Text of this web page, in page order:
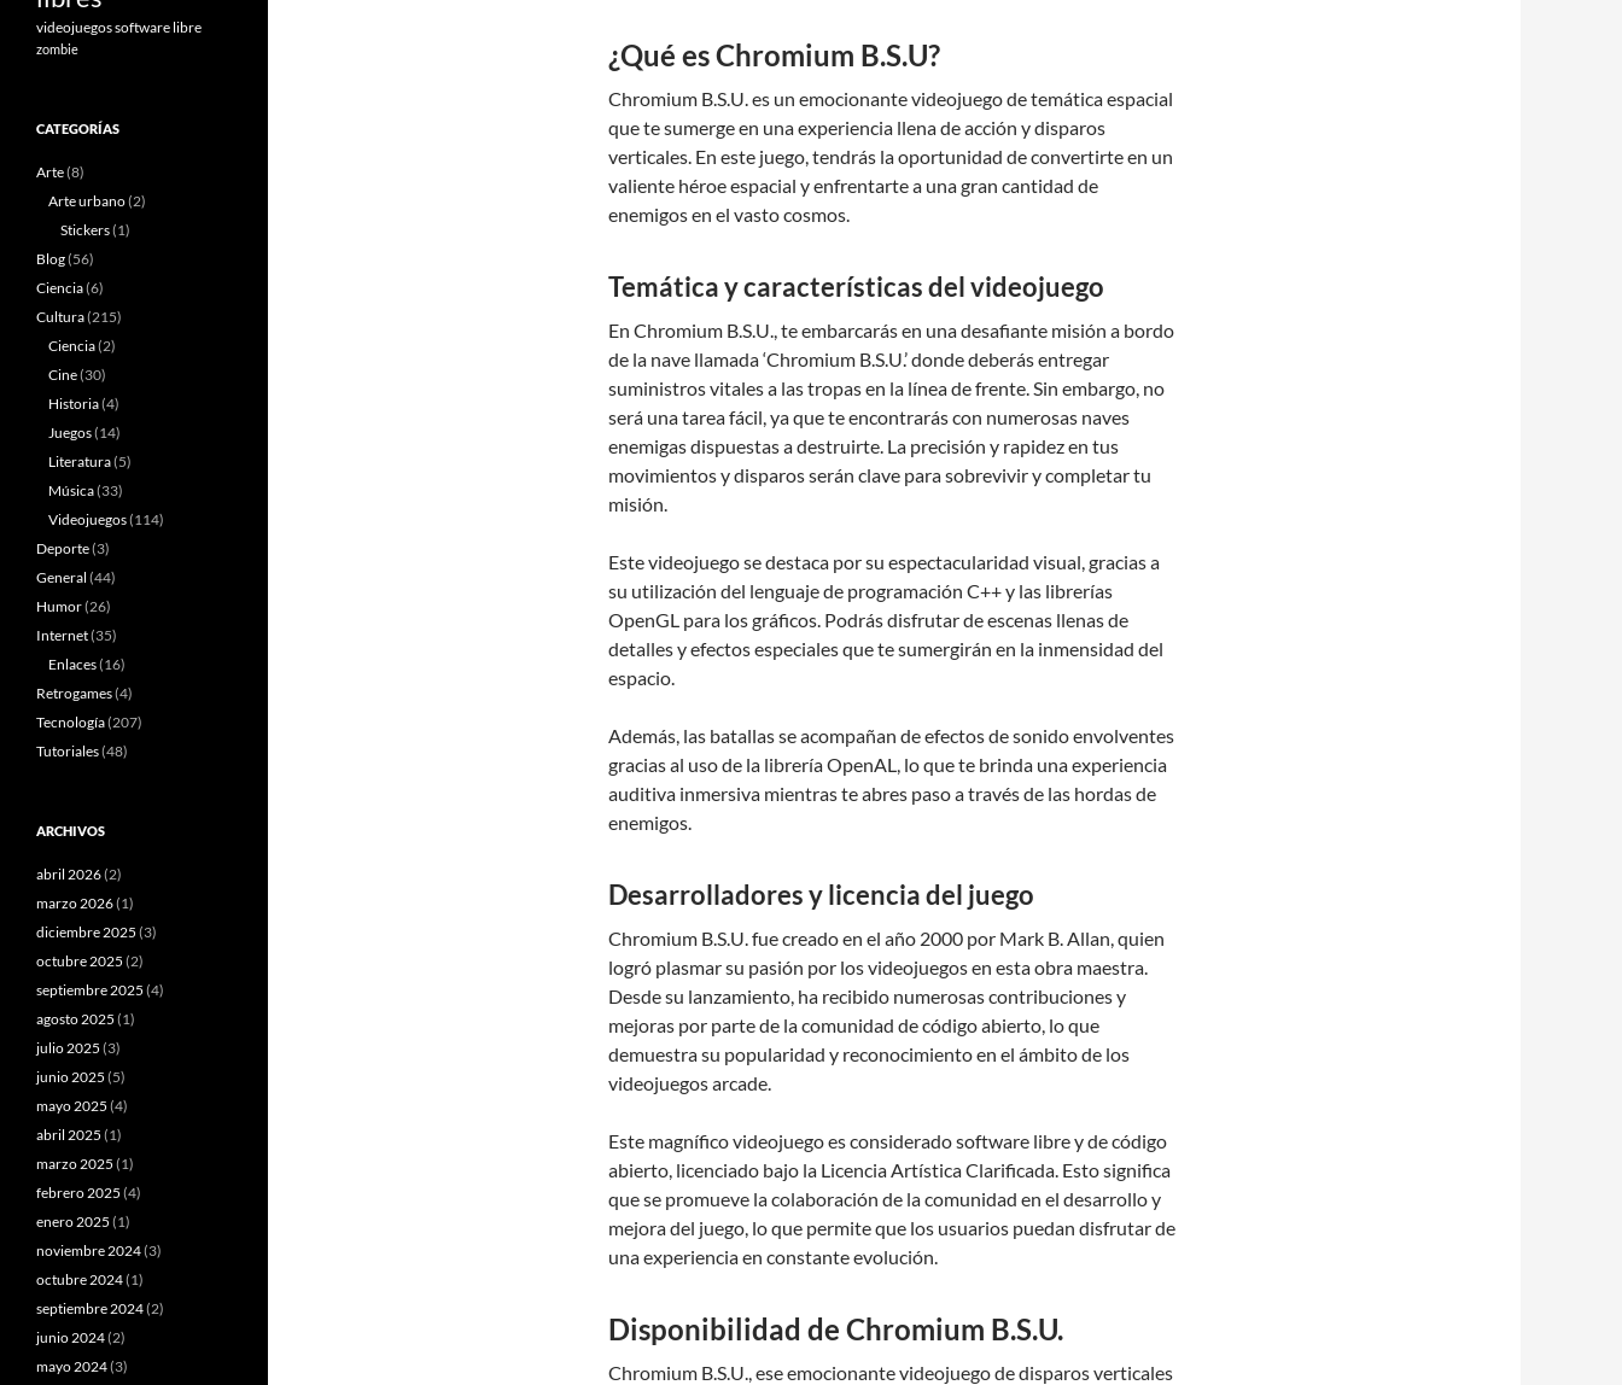
¿Qué es Chromium B.S.U?
Chromium B.S.U. es un emocionante videojuego de temática espacial
que te sumerge en una experiencia llena de acción y disparos
verticales. En este juego, tendrás la oportunidad de convertirte en un
valiente héroe espacial y enfrentarte a una gran cantidad de
enemigos en el vasto cosmos.
Temática y características del videojuego
En Chromium B.S.U., te embarcarás en una desafiante misión a bordo
de la nave llamada ‘Chromium B.S.U.’ donde deberás entregar
suministros vitales a las tropas en la línea de frente. Sin embargo, no
será una tarea fácil, ya que te encontrarás con numerosas naves
enemigas dispuestas a destruirte. La precisión y rapidez en tus
movimientos y disparos serán clave para sobrevivir y completar tu
misión.
Este videojuego se destaca por su espectacularidad visual, gracias a
su utilización del lenguaje de programación C++ y las librerías
OpenGL para los gráficos. Podrás disfrutar de escenas llenas de
detalles y efectos especiales que te sumergirán en la inmensidad del
espacio.
Además, las batallas se acompañan de efectos de sonido envolventes
gracias al uso de la librería OpenAL, lo que te brinda una experiencia
auditiva inmersiva mientras te abres paso a través de las hordas de
enemigos.
Desarrolladores y licencia del juego
Chromium B.S.U. fue creado en el año 2000 por Mark B. Allan, quien
logró plasmar su pasión por los videojuegos en esta obra maestra.
Desde su lanzamiento, ha recibido numerosas contribuciones y
mejoras por parte de la comunidad de código abierto, lo que
demuestra su popularidad y reconocimiento en el ámbito de los
videojuegos arcade.
Este magnífico videojuego es considerado software libre y de código
abierto, licenciado bajo la Licencia Artística Clarificada. Esto significa
que se promueve la colaboración de la comunidad en el desarrollo y
mejora del juego, lo que permite que los usuarios puedan disfrutar de
una experiencia en constante evolución.
Disponibilidad de Chromium B.S.U.
Chromium B.S.U., ese emocionante videojuego de disparos verticales
videojuegos software libre
zombie
CATEGORÍAS
Arte(8)
Arte urbano(2)
Stickers(1)
Blog(56)
Ciencia(6)
Cultura(215)
Ciencia(2)
Cine(30)
Historia(4)
Juegos(14)
Literatura(5)
Música(33)
Videojuegos(114)
Deporte(3)
General (44)
Humor(26)
Internet(35)
Enlaces(16)
Retrogames(4)
Tecnología(207)
Tutoriales(48)
ARCHIVOS
abril 2026(2)
marzo 2026(1)
diciembre 2025 (3)
octubre 2025 (2)
septiembre 2025 (4)
agosto 2025 (1)
julio 2025 (3)
junio 2025 (5)
mayo 2025 (4)
abril 2025 (1)
marzo 2025 (1)
febrero 2025 (4)
enero 2025 (1)
noviembre 2024(3)
octubre 2024(1)
septiembre 2024(2)
junio 2024(2)
mayo 2024(3)